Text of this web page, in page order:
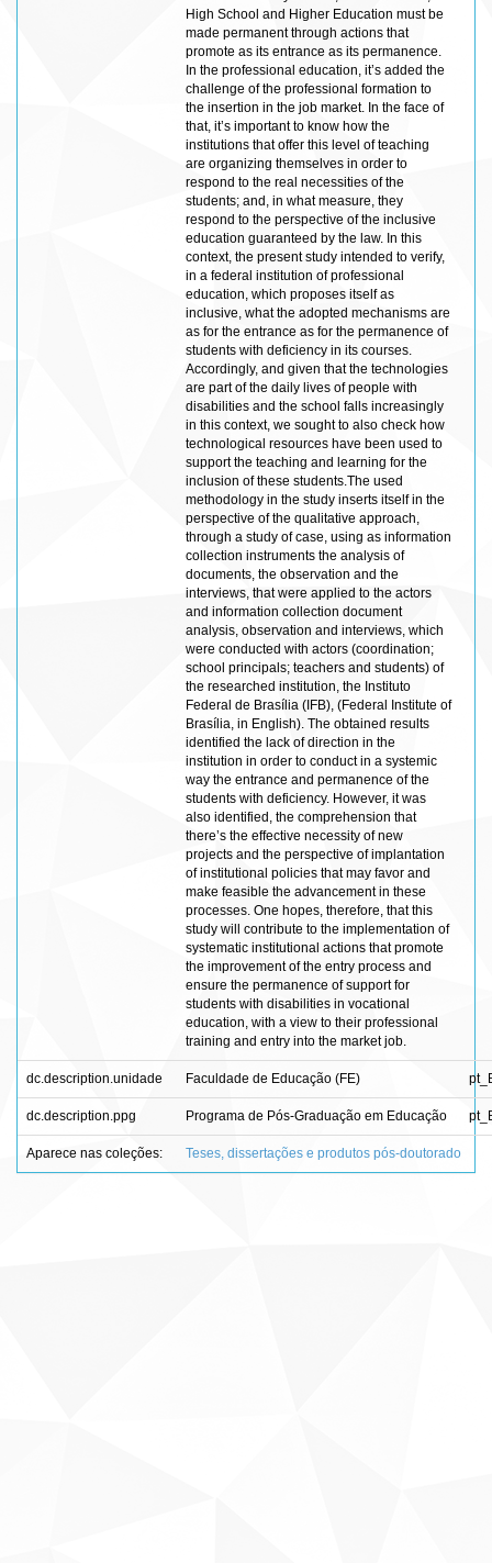
High School and Higher Education must be
made permanent through actions that
promote as its entrance as its permanence.
In the professional education, it’s added the
challenge of the professional formation to
the insertion in the job market. In the face of
that, it’s important to know how the
institutions that offer this level of teaching
are organizing themselves in order to
respond to the real necessities of the
students; and, in what measure, they
respond to the perspective of the inclusive
education guaranteed by the law. In this
context, the present study intended to verify,
in a federal institution of professional
education, which proposes itself as
inclusive, what the adopted mechanisms are
as for the entrance as for the permanence of
students with deficiency in its courses.
Accordingly, and given that the technologies
are part of the daily lives of people with
disabilities and the school falls increasingly
in this context, we sought to also check how
technological resources have been used to
support the teaching and learning for the
inclusion of these students.The used
methodology in the study inserts itself in the
perspective of the qualitative approach,
through a study of case, using as information
collection instruments the analysis of
documents, the observation and the
interviews, that were applied to the actors
and information collection document
analysis, observation and interviews, which
were conducted with actors (coordination;
school principals; teachers and students) of
the researched institution, the Instituto
Federal de Brasília (IFB), (Federal Institute of
Brasília, in English). The obtained results
identified the lack of direction in the
institution in order to conduct in a systemic
way the entrance and permanence of the
students with deficiency. However, it was
also identified, the comprehension that
there’s the effective necessity of new
projects and the perspective of implantation
of institutional policies that may favor and
make feasible the advancement in these
processes. One hopes, therefore, that this
study will contribute to the implementation of
systematic institutional actions that promote
the improvement of the entry process and
ensure the permanence of support for
students with disabilities in vocational
education, with a view to their professional
training and entry into the market job.
dc.description.unidade Faculdade de Educação (FE)
dc.description.ppg Programa de Pós-Graduação em Educação
Aparece nas coleções: Teses, dissertações e produtos pós-doutorado